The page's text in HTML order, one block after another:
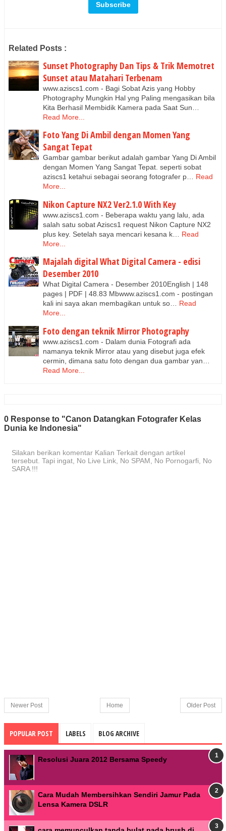
Related Posts :
Sunset Photography Dan Tips & Trik Memotret
Sunset atau Matahari Terbenam
www.aziscs1.com - Bagi Sobat Azis yang Hobby
Photography Mungkin Hal yng Paling mengasikan bila
Kita Berhasil Membidik Kamera pada Saat Sun…
Read More...
Foto Yang Di Ambil dengan Momen Yang
Sangat Tepat
Gambar gambar berikut adalah gambar Yang Di Ambil
dengan Momen Yang Sangat Tepat. seperti sobat
aziscs1 ketahui sebagai seorang fotografer p…
Read
More...
Nikon Capture NX2 Ver2.1.0 With Key
www.aziscs1.com - Beberapa waktu yang lalu, ada
salah satu sobat Aziscs1 request Nikon Capture NX2
plus key. Setelah saya mencari kesana k…
Read
More...
Majalah digital What Digital Camera - edisi
Desember 2010
What Digital Camera - Desember 2010English | 148
pages | PDF | 48.83 Mbwww.aziscs1.com - postingan
kali ini saya akan membagikan untuk so…
Read
More...
Foto dengan teknik Mirror Photography
www.aziscs1.com - Dalam dunia Fotografi ada
namanya teknik Mirror atau yang disebut juga efek
cermin, dimana satu foto dengan dua gambar yan…
Read More...
0 Response to "Canon Datangkan Fotografer Kelas
Dunia ke Indonesia"
Silakan berikan komentar Kalian Terkait dengan artikel
tersebut. Tapi ingat, No Live Link, No SPAM, No Pornogarfi, No
SARA !!!
Newer Post Older Post
Home
POPULAR POST LABELS BLOG ARCHIVE
Resolusi Juara 2012 Bersama Speedy
Cara Mudah Membersihkan Sendiri Jamur Pada
Lensa Kamera DSLR